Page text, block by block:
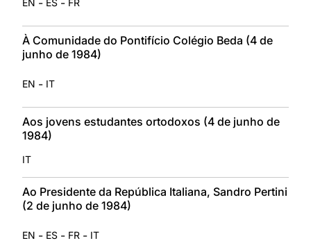
EN ES FR
À Comunidade do Pontifício Colégio Beda (4 de
junho de 1984)
EN - IT
Aos jovens estudantes ortodoxos (4 de junho de
1984)
IT
Ao Presidente da República Italiana, Sandro Pertini
(2 de junho de 1984)
EN - ES - FR - IT